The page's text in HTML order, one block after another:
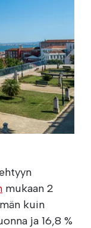
mukaan 2
kuin
ja 16,8 %